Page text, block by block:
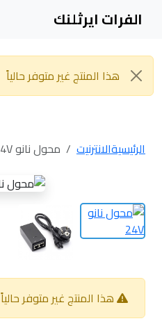
الفرات ايرثلنك
هذا المنتج غير متوفر حالياً
الرئيسيةالانترنيت محول نانو 24V
هذا المنتج غير متوفر حالياً